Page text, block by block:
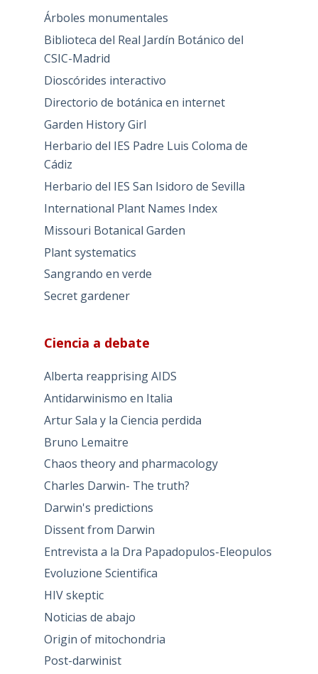
Árboles monumentales
Biblioteca del Real Jardín Botánico del
CSIC-Madrid
Dioscórides interactivo
Directorio de botánica en internet
Garden History Girl
Herbario del IES Padre Luis Coloma de
Cádiz
Herbario del IES San Isidoro de Sevilla
International Plant Names Index
Missouri Botanical Garden
Plant systematics
Sangrando en verde
Secret gardener
Ciencia a debate
Alberta reapprising AIDS
Antidarwinismo en Italia
Artur Sala y la Ciencia perdida
Bruno Lemaitre
Chaos theory and pharmacology
Charles Darwin- The truth?
Darwin's predictions
Dissent from Darwin
Entrevista a la Dra Papadopulos-Eleopulos
Evoluzione Scientifica
HIV skeptic
Noticias de abajo
Origin of mitochondria
Post-darwinist